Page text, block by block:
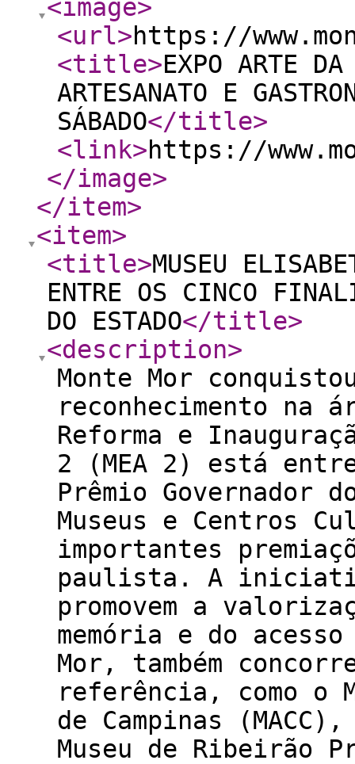
<image>
<url>https://
<title>EXPO ARTE
ARTESANATO E
SÁBADO</title>
<link>https://
</image>
</item>
<item>
<title>MUSEU
ENTRE OS CINCO
DO ESTADO</title>
<description>
Monte Mor
reconhecimento na
Reforma e
2 (MEA 2) está
Prêmio Governador
Museus e Centros
importantes
paulista. A
promovem a
memória e do
Mor, também
referência, como o
de Campinas
Museu de Ribeirão